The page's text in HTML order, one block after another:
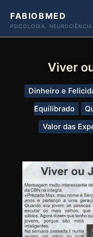
paraFABIOBMED
PSICOLOGIA,
Viver
Dinheiro e
Equilibrado
Valor das